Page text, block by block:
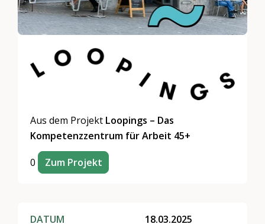
Aus dem Projekt Loopings – Das
Kompetenzzentrum für Arbeit 45+
0 Zum Projekt
DATUM
18.03.2025